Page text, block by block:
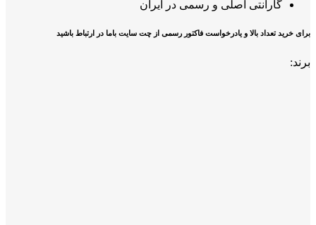
گارانتی اصلی و رسمی در ایران
برای خرید تعداد بالا و یادرخواست فاکتور رسمی از چت سایت باما در ارتباط باشید
برند: